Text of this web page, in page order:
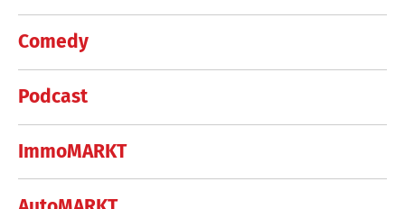
Comedy
Podcast
ImmoMARKT